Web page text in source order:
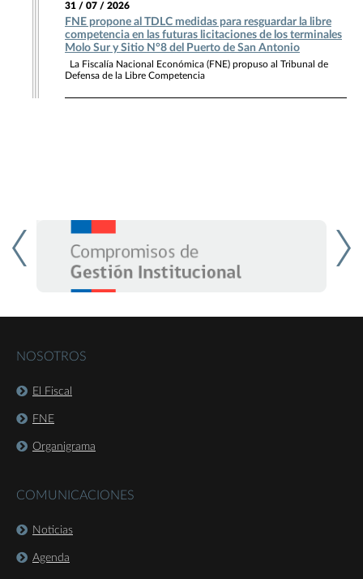
31 / 07 / 2026
FNE propone al TDLC medidas para resguardar la libre
competencia en las futuras licitaciones de los terminales
Molo Sur y Sitio N°8 del Puerto de San Antonio
La Fiscalía Nacional Económica (FNE) propuso al Tribunal de
Defensa de la Libre Competencia
NOSOTROS
El Fiscal
FNE
Organigrama
COMUNICACIONES
Noticias
Agenda